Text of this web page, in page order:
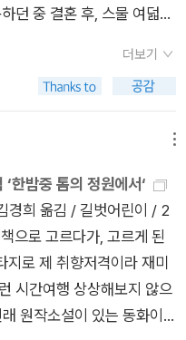
렸어요.과연 톰과 해티는
작 소설 <한밤중 톰
작품이에요.그림체가 너무
빠져서 원작 소설도 꼭 읽
인 스토리.영화로 제작되
존경하고 좋아하는 ‘팀버
이 완벽하겠네요.그저 바램
던 중 결혼 후, 스물 여덟살
괴로움을 평생 같이 해야할
마주합니다. 해결할 수 없는
책을 통해 소개되고 있습니
에 등장합니다. 그의 생애
, 허클베리핀의 모험, 단테
각 등. 그가 접해왔던 질과
구나하고 알게 됩니다. 무엇
애가 그를 내면 깊숙한 마음
치 않았지만 지대한 영감
더보기
밤중 톰의 정원에서‘
경희 옮김 / 길벗어린이 / 2
으로 고르다가, 고르게 된
로 제 취향저격이라 재미
시간여행 상상해보지 않으
원작소설이 있는 동화이